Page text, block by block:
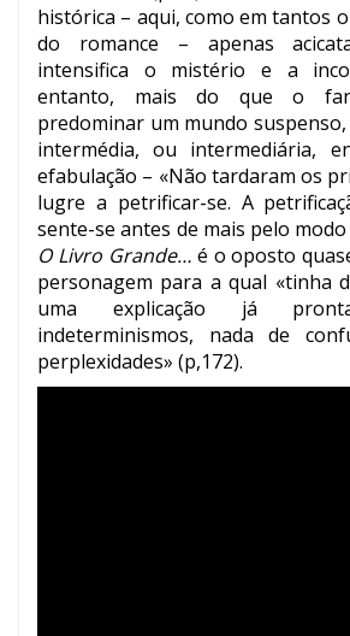
histórica – aqui, como em tantos
do romance – apenas
intensifica o mistério e a
entanto, mais do que o
predominar um mundo
intermédia, ou intermediária,
efabulação – «Não tardaram os
lugre a petrificar-se. A
sente-se antes de mais pelo modo
O Livro Grande…é o oposto
personagem para a qual «tinha
uma explicação já
indeterminismos, nada de
perplexidades» (p,172).